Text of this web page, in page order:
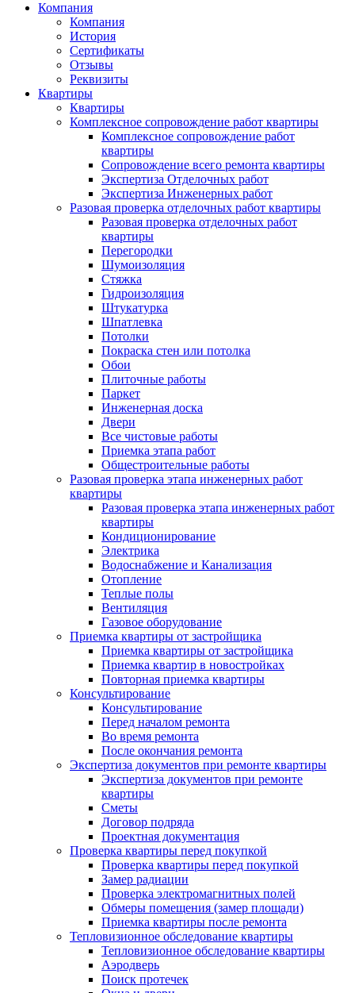
Компания
Компания
История
Сертификаты
Отзывы
Реквизиты
Квартиры
Квартиры
Комплексное сопровождение работ квартиры
Комплексное сопровождение работ
квартиры
Сопровождение всего ремонта квартиры
Экспертиза Отделочных работ
Экспертиза Инженерных работ
Разовая проверка отделочных работ квартиры
Разовая проверка отделочных работ
квартиры
Перегородки
Шумоизоляция
Стяжка
Гидроизоляция
Штукатурка
Шпатлевка
Потолки
Покраска стен или потолка
Обои
Плиточные работы
Паркет
Инженерная доска
Двери
Все чистовые работы
Приемка этапа работ
Общестроительные работы
Разовая проверка этапа инженерных работ
квартиры
Разовая проверка этапа инженерных работ
квартиры
Кондиционирование
Электрика
Водоснабжение и Канализация
Отопление
Теплые полы
Вентиляция
Газовое оборудование
Приемка квартиры от застройщика
Приемка квартиры от застройщика
Приемка квартир в новостройках
Повторная приемка квартиры
Консультирование
Консультирование
Перед началом ремонта
Во время ремонта
После окончания ремонта
Экспертиза документов при ремонте квартиры
Экспертиза документов при ремонте
квартиры
Сметы
Договор подряда
Проектная документация
Проверка квартиры перед покупкой
Проверка квартиры перед покупкой
Замер радиации
Проверка электромагнитных полей
Обмеры помещения (замер площади)
Приемка квартиры после ремонта
Тепловизионное обследование квартиры
Тепловизионное обследование квартиры
Аэродверь
Поиск протечек